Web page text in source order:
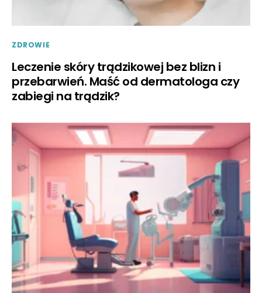
ZDROWIE
Leczenie skóry trądzikowej bez blizn i
przebarwień. Maść od dermatologa czy
zabiegi na trądzik?